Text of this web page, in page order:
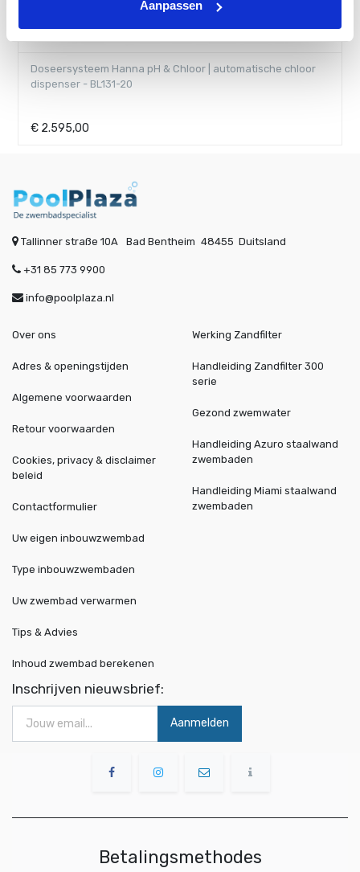
Aanpassen
Doseersysteem Hanna pH & Chloor | automatische chloor
dispenser - BL131-20
€ 2.595,00
Tallinner straße 10A Bad Bentheim 48455 Duitsland
+31 85 773 9900
info@poolplaza.nl
Over ons
Adres & openingstijden
Algemene voorwaarden
Retour voorwaarden
Cookies, privacy & disclaimer
beleid
Contactformulier
Werking Zandfilter
Handleiding Zandfilter 300
serie
Gezond zwemwater
Handleiding Azuro staalwand
zwembaden
Handleiding Miami staalwand
zwembaden
Uw eigen inbouwzwembad
Type inbouwzwembaden
Uw zwembad verwarmen
Tips & Advies
Inhoud zwembad berekenen
Inschrijven nieuwsbrief:
Aanmelden
Betalingsmethodes